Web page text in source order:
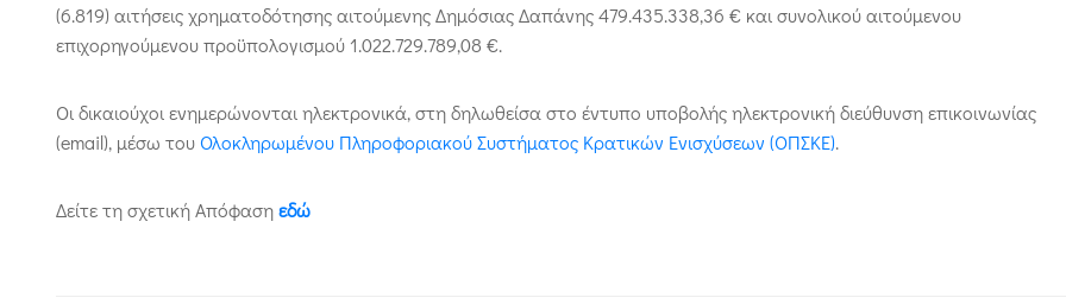
(6.819) αιτήσεις χρηματοδότησης αιτούμενης Δημόσιας Δαπάνης 479.435.338,36 € και συνολικού αιτούμενου
επιχορηγούμενου προϋπολογισμού 1.022.729.789,08 €.
Οι δικαιούχοι ενημερώνονται ηλεκτρονικά, στη δηλωθείσα στο έντυπο υποβολής ηλεκτρονική διεύθυνση επικοινωνίας
(email), μέσω τουΟλοκληρωμένου Πληροφοριακού Συστήματος Κρατικών Ενισχύσεων (ΟΠΣΚΕ).
Δείτε τη σχετική Απόφασηεδώ